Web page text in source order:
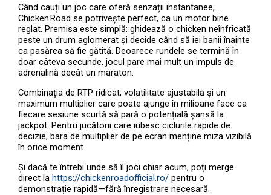
Când cauți un joc care oferă senzații instantanee,
Chicken Road se potrivește perfect, ca un motor bine
reglat. Premisa este simplă: ghidează o chicken neînfricată
peste un drum aglomerat și decide când să iei banii înainte
ca pasărea să fie gătită. Deoarece rundele se termină în
doar câteva secunde, jocul pare mai mult un impuls de
adrenalină decât un maraton.
Combinația de RTP ridicat, volatilitate ajustabilă și un
maximum multiplier care poate ajunge în milioane face ca
fiecare sesiune scurtă să pară o potențială șansă la
jackpot. Pentru jucătorii care iubesc ciclurile rapide de
decizie, bara de multiplier de pe ecran menține miza vizibilă
în orice moment.
Și dacă te întrebi unde să îl joci chiar acum, poți merge
direct lahttps://chickenroadofficial.ro/ pentru o
demonstrație rapidă—fără înregistrare necesară.